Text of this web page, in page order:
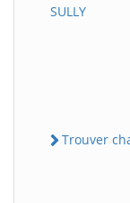
SULLY
Trouver